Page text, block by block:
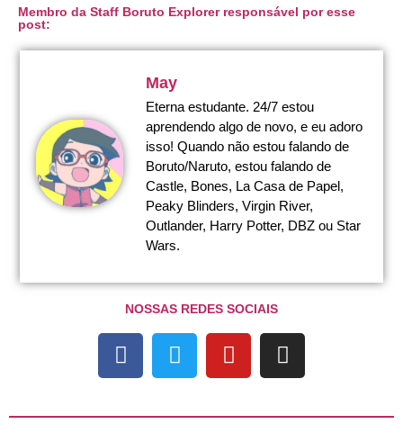
Membro da Staff Boruto Explorer responsável por esse
post:
May
Eterna estudante. 24/7 estou
aprendendo algo de novo, e eu adoro
isso! Quando não estou falando de
Boruto/Naruto, estou falando de
Castle, Bones, La Casa de Papel,
Peaky Blinders, Virgin River,
Outlander, Harry Potter, DBZ ou Star
Wars.
NOSSAS REDES SOCIAIS